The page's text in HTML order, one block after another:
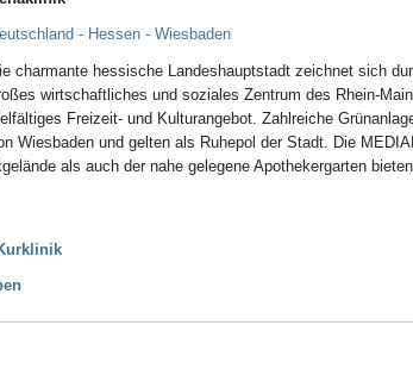
- Hessen - Wiesbaden
charmante hessische Landeshauptstadt zeichnet sich
wirtschaftliches und soziales Zentrum des Rhein-
Freizeit- und Kulturangebot. Zahlreiche
Wiesbaden und gelten als Ruhepol der Stadt. Die
als auch der nahe gelegene Apothekergarten